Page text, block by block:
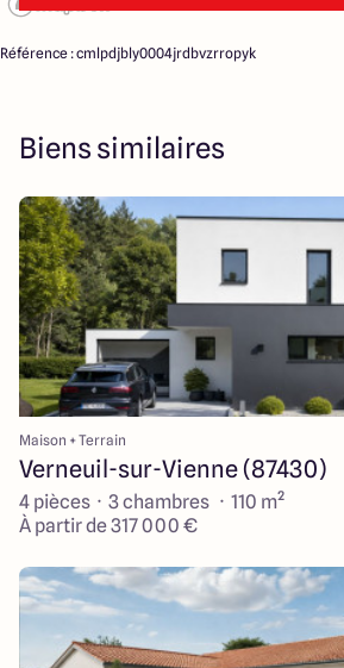
Référence : cmlpdjbly0004jrdbvzrropyk
Biens similaires
Maison + Terrain
Verneuil-sur-Vienne (87430)
4 pièces · 3 chambres · 110 m²
À partir de 317 000 €